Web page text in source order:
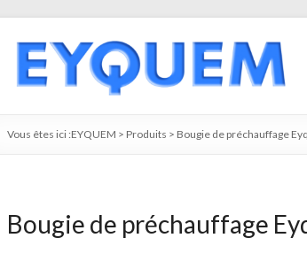
Vous êtes ici :EYQUEM > Produits > Bougie de préchauffage
Bougie de préchauffage